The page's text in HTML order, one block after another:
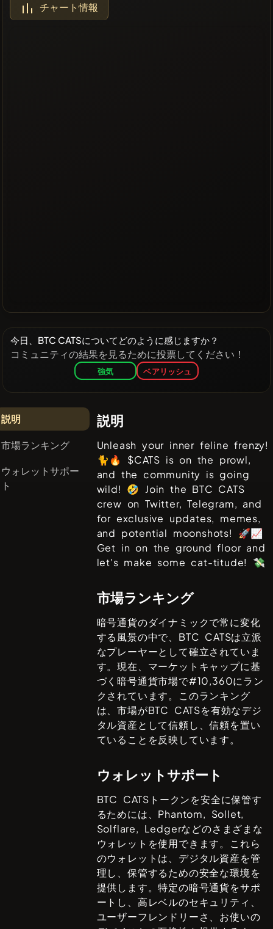
チャート情報
今日、BTC CATSについてどのように感じますか？
コミュニティの結果を見るために投票してください！
強気 ベアリッシュ
説明
市場ランキング
ウォレットサポー
ト
説明
Unleash your inner feline frenzy!
🐈🔥 $CATS is on the prowl,
and the community is going
wild! 🤣 Join the BTC CATS
crew on Twitter, Telegram, and
for exclusive updates, memes,
and potential moonshots! 🚀📈
Get in on the ground floor and
let's make some cat-titude! 💸
市場ランキング
暗号通貨のダイナミックで常に変化
する風景の中で、 BTC CATSは立派
なプレーヤーとして確立されていま
す。現在、マーケットキャップに基
づく暗号通貨市場で#10,360にラン
クされています。このランキング
は、市場がBTC CATSを有効なデジ
タル資産として信頼し、信頼を置い
ていることを反映しています。
ウォレットサポート
BTC CATS トークンを安全に保管す
るためには、 Phantom, Sollet,
Solflare, Ledgerなどのさまざまな
ウォレットを使用できます。これら
のウォレットは、デジタル資産を管
理し、保管するための安全な環境を
提供します。特定の暗号通貨をサポ
ートし、高レベルのセキュリティ、
ユーザーフレンドリーさ、お使いの